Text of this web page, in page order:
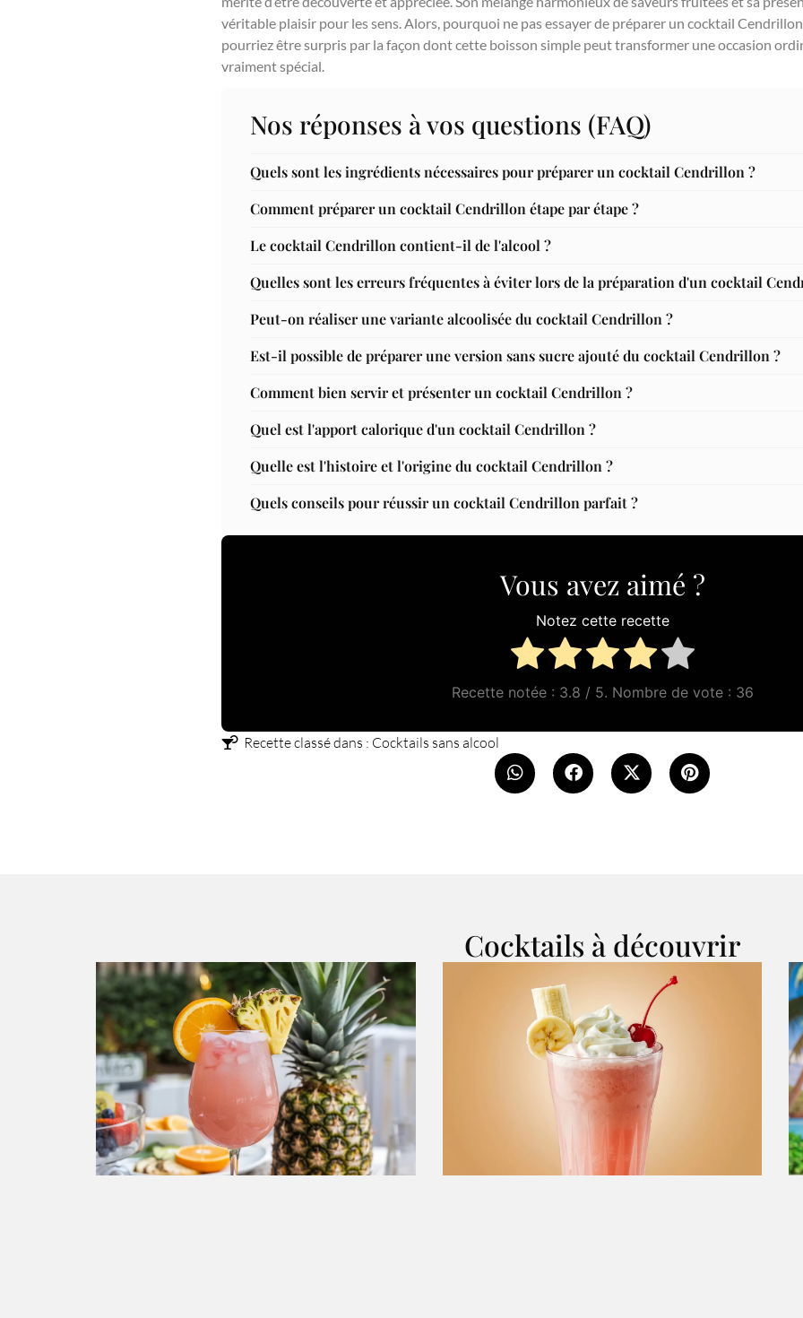
véritable plaisir pour les sens. Alors, pourquoi ne pas essayer de préparer un cocktail
pourriez être surpris par la façon dont cette boisson simple peut transformer une occasion
vraiment spécial.
Nos réponses à vos questions (FAQ)
Quels sont les ingrédients nécessaires pour préparer un cocktail Cendrillon ?
Comment préparer un cocktail Cendrillon étape par étape ?
Le cocktail Cendrillon contient-il de l'alcool ?
Quelles sont les erreurs fréquentes à éviter lors de la préparation d'un cocktail
Peut-on réaliser une variante alcoolisée du cocktail Cendrillon ?
Est-il possible de préparer une version sans sucre ajouté du cocktail Cendrillon ?
Comment bien servir et présenter un cocktail Cendrillon ?
Quel est l'apport calorique d'un cocktail Cendrillon ?
Quelle est l'histoire et l'origine du cocktail Cendrillon ?
Quels conseils pour réussir un cocktail Cendrillon parfait ?
Vous avez aimé ?
Notez cette recette
Recette notée : 3.8 / 5. Nombre de vote : 36
Recette classé dans : Cocktails sans alcool
Cocktails à découvrir